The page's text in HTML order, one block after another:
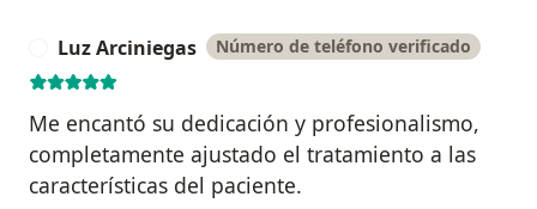
Luz Arciniegas Número de teléfono verificado
Me encantó su dedicación y profesionalismo,
completamente ajustado el tratamiento a las
características del paciente.